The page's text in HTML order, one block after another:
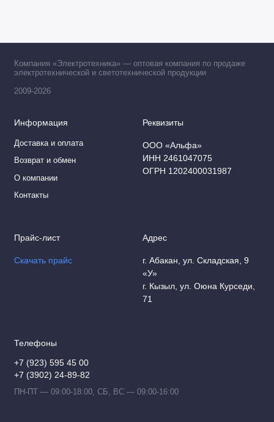
Компания «Электротехника» — оптовая компания по продаже
электротехнической и светотехнической продукции
2009-2026
Информация
Доставка и оплата
Возврат и обмен
О компании
Контакты
Реквизиты
ООО «Альфа»
ИНН 2461047075
ОГРН 1202400031987
Прайс-лист
Скачать прайс
Адрес
г. Абакан, ул. Складская, 9
«У»
г. Кызыл, ул. Оюна Курседи,
71
Телефоны
+7 (923) 595 45 00
+7 (3902) 24-89-82
ПН-ПТ — 09:00-18:00, СБ, ВС — 09:00-16:00